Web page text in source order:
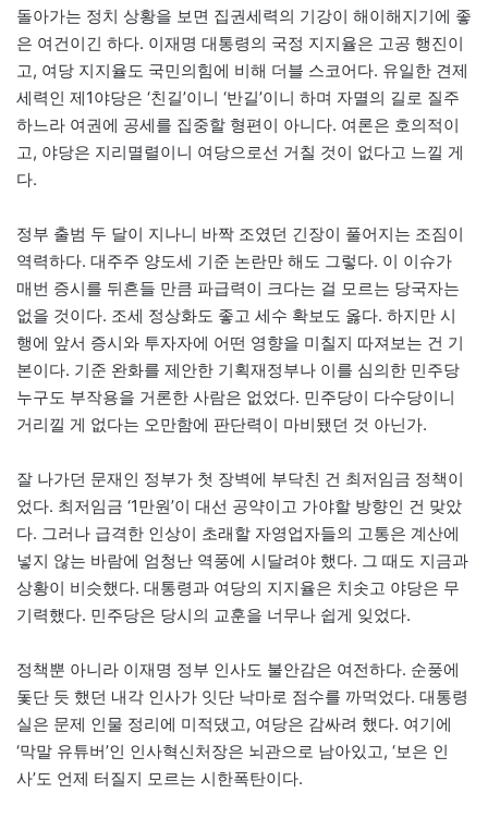
돌아가는 정치 상황을 보면 집권세력의 기강이 해이해지기에 좋
은 여건이긴 하다. 이재명 대통령의 국정 지지율은 고공 행진이
고, 여당 지지율도 국민의힘에 비해 더블 스코어다. 유일한 견제
세력인 제1야당은 ‘친길’이니 ‘반길’이니 하며 자멸의 길로 질주
하느라 여권에 공세를 집중할 형편이 아니다. 여론은 호의적이
고, 야당은 지리멸렬이니 여당으로선 거칠 것이 없다고 느낄 게
다.
정부 출범 두 달이 지나니 바짝 조였던 긴장이 풀어지는 조짐이
역력하다. 대주주 양도세 기준 논란만 해도 그렇다. 이 이슈가
매번 증시를 뒤흔들 만큼 파급력이 크다는 걸 모르는 당국자는
없을 것이다. 조세 정상화도 좋고 세수 확보도 옳다. 하지만 시
행에 앞서 증시와 투자자에 어떤 영향을 미칠지 따져보는 건 기
본이다. 기준 완화를 제안한 기획재정부나 이를 심의한 민주당
누구도 부작용을 거론한 사람은 없었다. 민주당이 다수당이니
거리낄 게 없다는 오만함에 판단력이 마비됐던 것 아닌가.
잘 나가던 문재인 정부가 첫 장벽에 부닥친 건 최저임금 정책이
었다. 최저임금 ‘1만원’이 대선 공약이고 가야할 방향인 건 맞았
다. 그러나 급격한 인상이 초래할 자영업자들의 고통은 계산에
넣지 않는 바람에 엄청난 역풍에 시달려야 했다. 그 때도 지금과
상황이 비슷했다. 대통령과 여당의 지지율은 치솟고 야당은 무
기력했다. 민주당은 당시의 교훈을 너무나 쉽게 잊었다.
정책뿐 아니라 이재명 정부 인사도 불안감은 여전하다. 순풍에
돛단 듯 했던 내각 인사가 잇단 낙마로 점수를 까먹었다. 대통령
실은 문제 인물 정리에 미적댔고, 여당은 감싸려 했다. 여기에
‘막말 유튜버’인 인사혁신처장은 뇌관으로 남아있고, ‘보은 인
사’도 언제 터질지 모르는 시한폭탄이다.